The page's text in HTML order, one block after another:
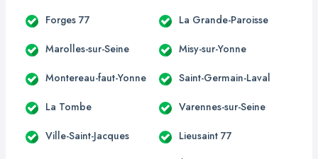
Forges 77 La Grande-Paroisse
Marolles-sur-Seine Misy-sur-Yonne
Montereau-faut-Yonne Saint-Germain-Laval
La Tombe Varennes-sur-Seine
Ville-Saint-Jacques Lieusaint 77